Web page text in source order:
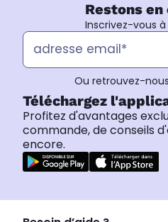
Restons
Inscrivez-vous
Ou retrouvez-
Téléchargez
Profitez d'avantages
commande, de conseils
encore.